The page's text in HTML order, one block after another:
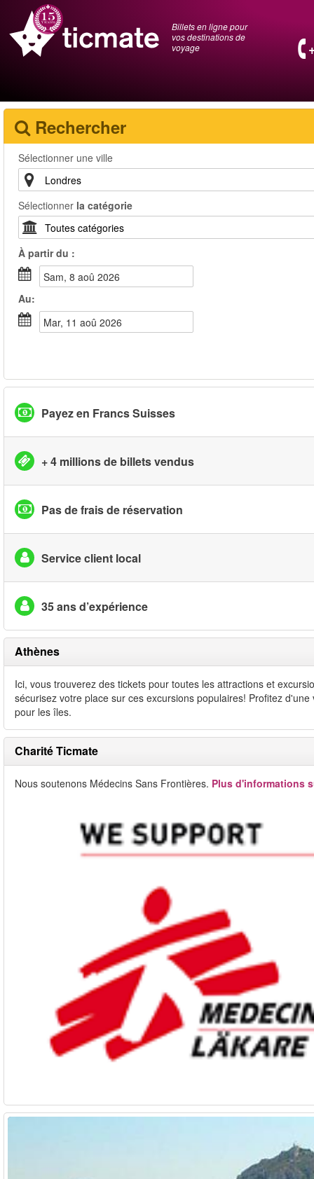
Billets en ligne pour
vos destinations de
voyage
Rechercher
Sélectionner une ville
Sélectionner la catégorie
À partir du :
sam, 8 aoû 2026
Au:
mar, 11 aoû 2026
Payez en Francs Suisses
+ 4 millions de billets vendus
Pas de frais de réservation
Service client local
35 ans d’expérience
Athènes
Ici, vous trouverez des tickets pour toutes les attractions et
sécurisez votre place sur ces excursions populaires! Profitez
pour les îles.
Charité Ticmate
Nous soutenons Médecins Sans Frontières. Plus d'informations